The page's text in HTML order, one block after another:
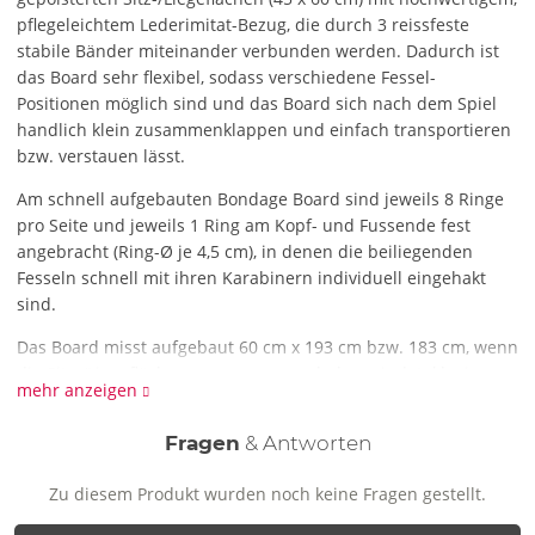
pflegeleichtem Lederimitat-Bezug, die durch 3 reissfeste
stabile Bänder miteinander verbunden werden. Dadurch ist
das Board sehr flexibel, sodass verschiedene Fessel-
Positionen möglich sind und das Board sich nach dem Spiel
handlich klein zusammenklappen und einfach transportieren
bzw. verstauen lässt.
Am schnell aufgebauten Bondage Board sind jeweils 8 Ringe
pro Seite und jeweils 1 Ring am Kopf- und Fussende fest
angebracht (Ring-Ø je 4,5 cm), in denen die beiliegenden
Fesseln schnell mit ihren Karabinern individuell eingehakt
sind.
Das Board misst aufgebaut 60 cm x 193 cm bzw. 183 cm, wenn
sind:
4 x Beinfesseln (56 cm lang)
Alle Fesseln 5 cm breit, mit Klettverschlüssen verstellbar und
mehr anzeigen
Fragen & Antworten
Zu diesem Produkt wurden noch keine Fragen gestellt.